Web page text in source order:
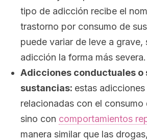
tipo de adicción recibe el
trastorno por consumo de
puede variar de leve a grave,
adicción la forma más severa.
Adicciones conductuales o
sustancias: estas
relacionadas con el consumo
sino con comportamientos
manera similar que las